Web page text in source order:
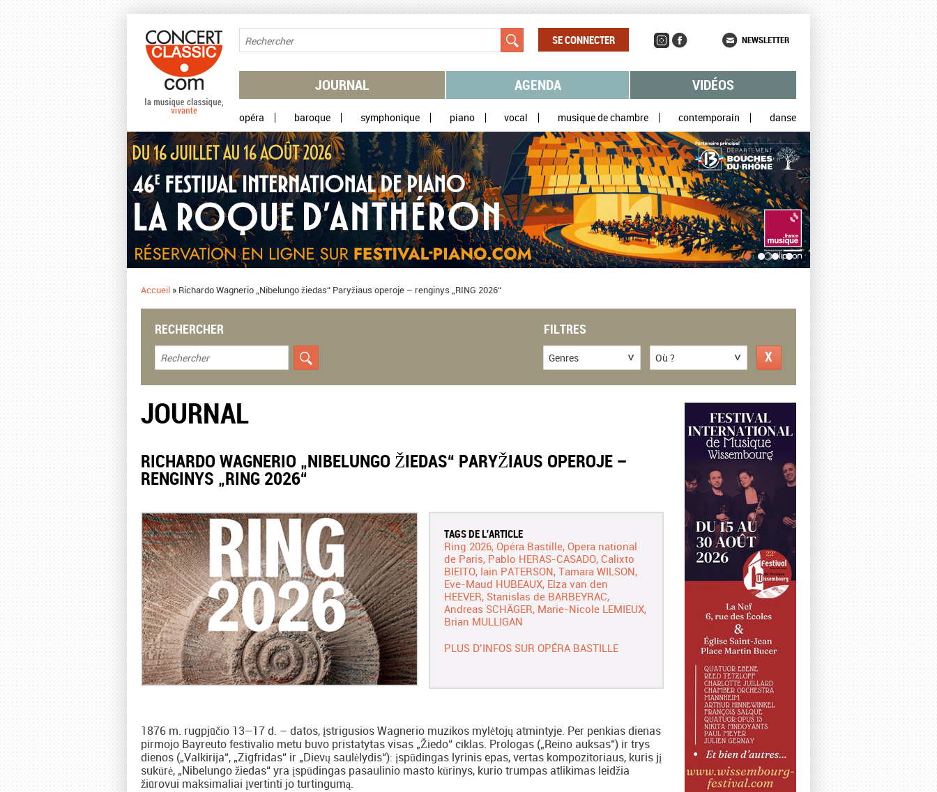
SE CONNECTER NEWSLETTER
JOURNAL AGENDA VIDÉOS
opéra baroque symphonique piano vocal musique de chambre contemporain danse
Accueil » Richardo Wagnerio „Nibelungo žiedas“ Paryžiaus operoje – renginys „RING 2026“
RECHERCHER FILTRES
Genres Où ?
JOURNAL
RICHARDO WAGNERIO „NIBELUNGO ŽIEDAS“ PARYŽIAUS OPEROJE –
RENGINYS „RING 2026“
TAGS DE L'ARTICLE
Ring 2026 Opéra Bastille Opera national
de Paris Pablo HERAS-CASADO Calixto
BIEITO Iain PATERSON Tamara WILSON
Eve-Maud HUBEAUX Elza van den
HEEVER Stanislas de BARBEYRAC
Andreas SCHÄGER Marie-Nicole LEMIEUX
Brian MULLIGAN
PLUS D’INFOS SUR OPÉRA BASTILLE
1876 m. rugpjūčio 13–17 d. – datos, įstrigusios Wagnerio muzikos mylėtojų atmintyje. Per penkias dienas
pirmojo Bayreuto festivalio metu buvo pristatytas visas „Žiedo“ ciklas. Prologas („Reino auksas“) ir trys
dienos („Valkirija“, „Zigfridas“ ir „Dievų saulėlydis“): įspūdingas lyrinis epas, vertas kompozitoriaus, kuris jį
sukūrė, „Nibelungo žiedas“ yra įspūdingas pasaulinio masto kūrinys, kurio trumpas atlikimas leidžia
žiūrovui maksimaliai įvertinti jo turtingumą.